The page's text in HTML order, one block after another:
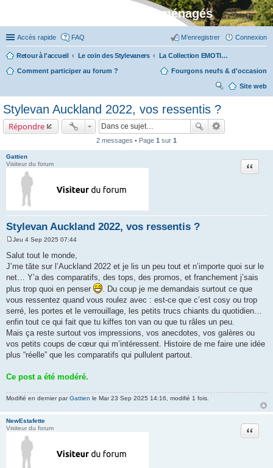
Stylevan - Vans aménagés
Accès rapide FAQ Connexion
M’enregistrer
Retour à l'accueil Le coin des Stylevaners La Collection EMOTION (fabriquée en Vendée chez Fleurette)
Comment participer au forum ? Fourgons neufs & d'occasion
Site web
her
ch
Stylevan Auckland 2022, vos ressentis ?
Répondre
2 messages • Page 1 sur 1
Gattien
Visiteur du forum
Stylevan Auckland 2022, vos ressentis ?
Citation
e
s
s
a
g
e
Jeu 4 Sep 2025 07:44
Salut tout le monde,
J’me tâte sur l’Auckland 2022 et je lis un peu tout et n’importe quoi sur le
net… Y’a des comparatifs, des tops, des promos, et franchement j’sais
plus trop quoi en penser
. Du coup je me demandais surtout ce que
vous ressentez quand vous roulez avec : est-ce que c’est cosy ou trop
serré, les portes et le verrouillage, les petits trucs chiants du quotidien…
enfin tout ce qui fait que tu kiffes ton van ou que tu râles un peu.
Mais ça reste surtout vos impressions, vos anecdotes, vos galères ou
vos petits coups de cœur qui m’intéressent. Histoire de me faire une idée
plus “réelle” que les comparatifs qui pullulent partout.
Ce post a été modéré.
Modifié en dernier parGattien le Mar 23 Sep 2025 14:16, modifié 1 fois.
NewEstafette
Visiteur du forum
Citation